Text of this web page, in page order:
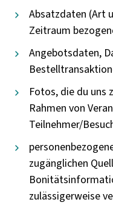
Absatzdaten (Art
Zeitraum
Angebotsdaten,
Fotos, die du uns
Rahmen von
Teilnehmer/
zugänglichen
zulässigerweise